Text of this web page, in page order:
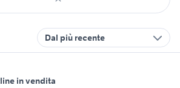
Dal più recente
in vendita